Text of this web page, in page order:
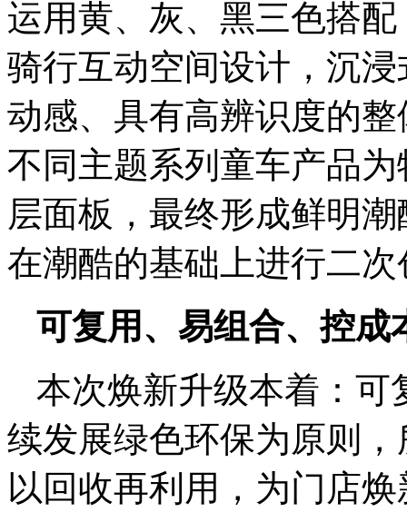
运用黄、灰、黑三色搭
骑行互动空间设计，沉
动感、具有高辨识度的
不同主题系列童车产品
层面板，最终形成鲜明
在潮酷的基础上进行二
可复用、易组合、控成
本次焕新升级本着：可
续发展绿色环保为原则
以回收再利用，为门店